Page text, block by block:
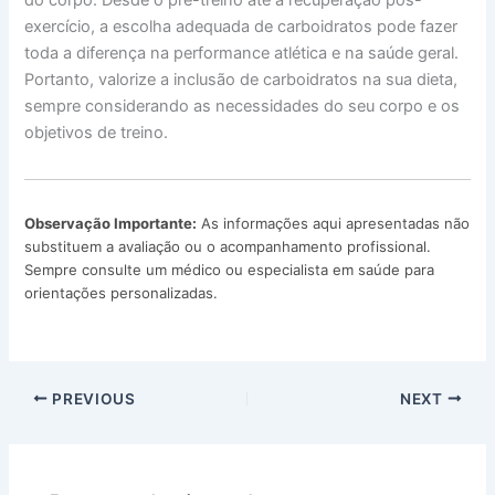
exercício, a escolha adequada de carboidratos pode fazer
toda a diferença na performance atlética e na saúde geral.
Portanto, valorize a inclusão de carboidratos na sua dieta,
sempre considerando as necessidades do seu corpo e os
objetivos de treino.
Observação Importante: As informações aqui apresentadas não
substituem a avaliação ou o acompanhamento profissional.
Sempre consulte um médico ou especialista em saúde para
orientações personalizadas.
PREVIOUS NEXT